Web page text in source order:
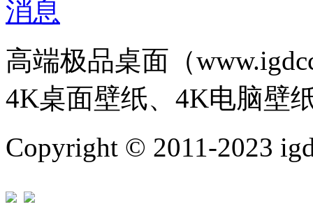
高端极品桌面（
4K桌面壁纸、4K电脑壁
Copyright © 2011-2023